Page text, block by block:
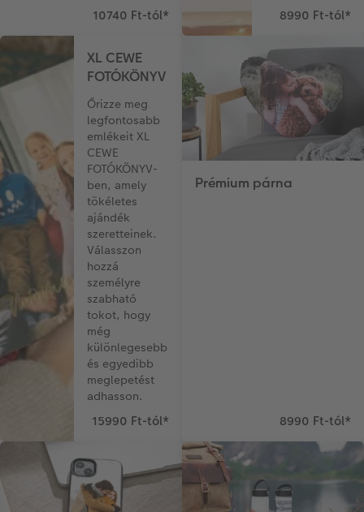
10740 Ft-tól* 8990 Ft-tól*
XL CEWE
FOTÓKÖNYV
Őrizze meg
legfontosabb
emlékeit XL
CEWE
FOTÓKÖNYV-
ben, amely
tökéletes
ajándék
szeretteinek.
Válasszon
hozzá
személyre
szabható
tokot, hogy
még
különlegesebb
és egyedibb
meglepetést
adhasson.
15990 Ft-tól*
Prémium párna
8990 Ft-tól*